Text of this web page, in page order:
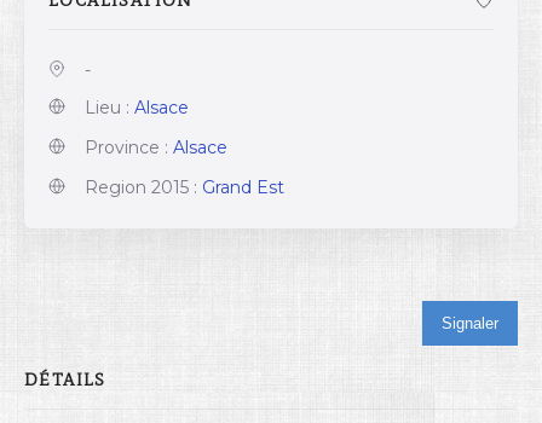
-
Lieu : Alsace
Province : Alsace
Region 2015 : Grand Est
Signaler
DÉTAILS